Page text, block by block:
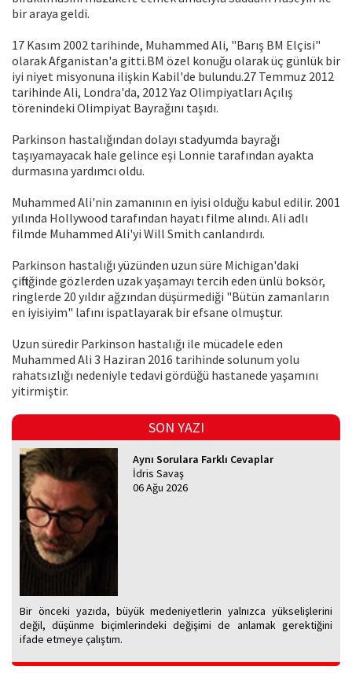
bir araya geldi.
17 Kasım 2002 tarihinde, Muhammed Ali, "Barış BM Elçisi"
olarak Afganistan'a gitti.BM özel konuğu olarak üç günlük bir
iyi niyet misyonuna ilişkin Kabil'de bulundu.27 Temmuz 2012
tarihinde Ali, Londra'da, 2012 Yaz Olimpiyatları Açılış
törenindeki Olimpiyat Bayrağını taşıdı.
Parkinson hastalığından dolayı stadyumda bayrağı
taşıyamayacak hale gelince eşi Lonnie tarafından ayakta
durmasına yardımcı oldu.
Muhammed Ali'nin zamanının en iyisi olduğu kabul edilir. 2001
yılında Hollywood tarafından hayatı filme alındı. Ali adlı
filmde Muhammed Ali'yi Will Smith canlandırdı.
Parkinson hastalığı yüzünden uzun süre Michigan'daki
çiftliğinde gözlerden uzak yaşamayı tercih eden ünlü boksör,
ringlerde 20 yıldır ağzından düşürmediği "Bütün zamanların
en iyisiyim" lafını ispatlayarak bir efsane olmuştur.
Uzun süredir Parkinson hastalığı ile mücadele eden
Muhammed Ali 3 Haziran 2016 tarihinde solunum yolu
rahatsızlığı nedeniyle tedavi gördüğü hastanede yaşamını
yitirmiştir.
SON YAZI
Aynı Sorulara Farklı Cevaplar
İdris Savaş
06 Ağu 2026
Bir önceki yazıda, büyük medeniyetlerin yalnızca yükselişlerini
değil, düşünme biçimlerindeki değişimi de anlamak gerektiğini
ifade etmeye çalıştım.